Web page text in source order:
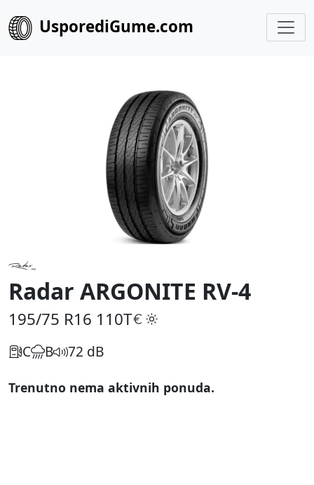
UsporediGume.com
Radar ARGONITE RV-4
195/75 R16 110T
C B 72 dB
Trenutno nema aktivnih ponuda.